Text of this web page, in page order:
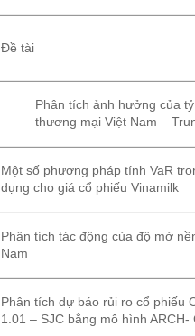
Đề tài
Phân tích ảnh hưởng của
thương mại Việt Nam –
Một số phương pháp tính VaR
dụng cho giá cổ phiếu Vinamilk
Phân tích tác động của độ mở
Nam
Phân tích dự báo rủi ro cổ phiếu
1.01 – SJC bằng mô hình ARCH-